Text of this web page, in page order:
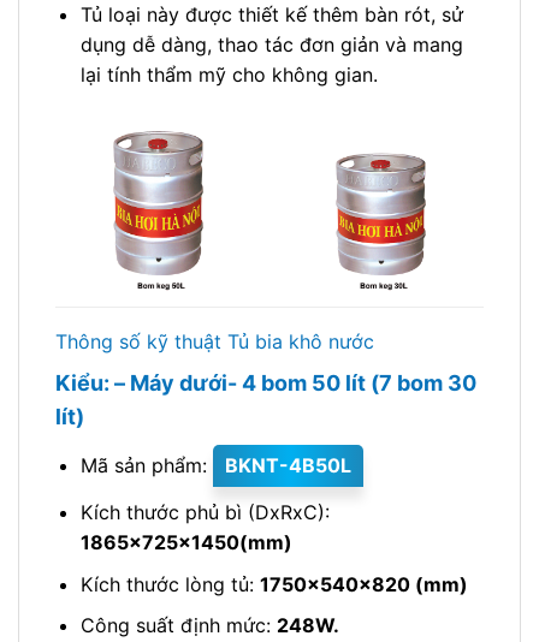
Tủ loại này được thiết kế thêm bàn rót, sử
dụng dễ dàng, thao tác đơn giản và mang
lại tính thẩm mỹ cho không gian.
Thông số kỹ thuật Tủ bia khô nước
Kiểu: – Máy dưới- 4 bom 50 lít (7 bom 30
lít)
Mã sản phẩm:
BKNT-4B50L
Kích thước phủ bì (DxRxC):
1865x725x1450(mm)
Kích thước lòng tủ: 1750x540x820 (mm)
Công suất định mức: 248W.